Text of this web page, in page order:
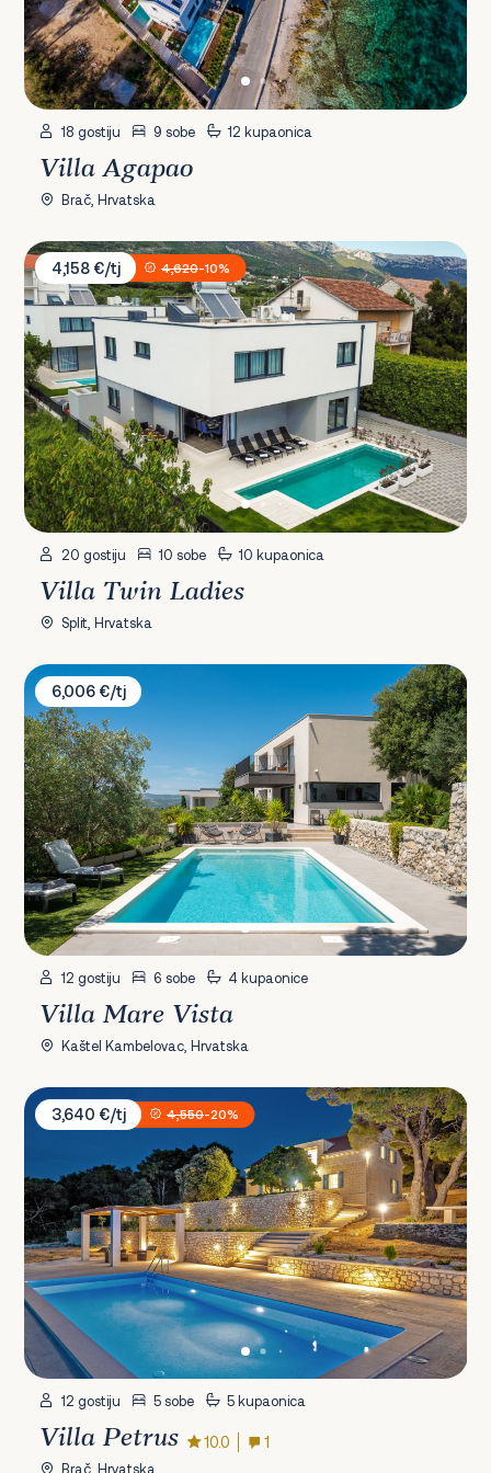
18 gostiju 9 sobe 12 kupaonica
Villa Agapao
Brač, Hrvatska
Villa Twin Ladies
4,158 €/tj
4,620-10%
20 gostiju 10 sobe 10 kupaonica
Villa Twin Ladies
Split, Hrvatska
Villa Mare Vista
6,006 €/tj
12 gostiju 6 sobe 4 kupaonice
Villa Mare Vista
Kaštel Kambelovac, Hrvatska
Villa Petrus
3,640 €/tj
4,550-20%
12 gostiju 5 sobe 5 kupaonica
Villa Petrus 10.0 1
Brač, Hrvatska